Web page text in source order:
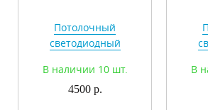
Потолочный
светодиодный
Flashled 1986-1U
В наличии 10 шт.
4500 р.
В